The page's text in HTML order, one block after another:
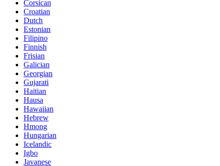
Corsican
Croatian
Dutch
Estonian
Filipino
Finnish
Frisian
Galician
Georgian
Gujarati
Haitian
Hausa
Hawaiian
Hebrew
Hmong
Hungarian
Icelandic
Igbo
Javanese